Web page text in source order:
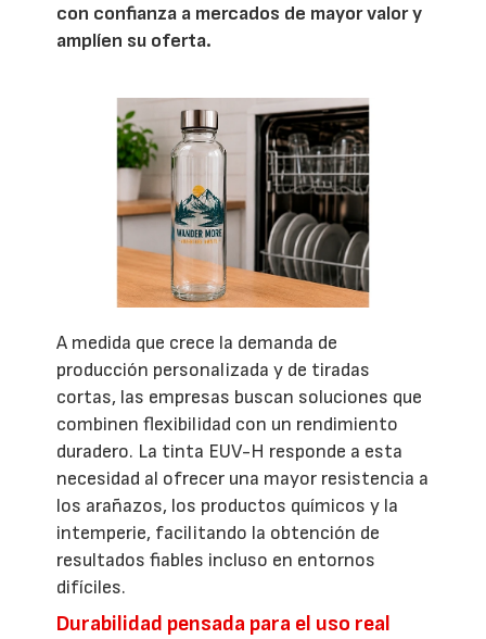
con confianza a mercados de mayor valor y
amplíen su oferta.
A medida que crece la demanda de
producción personalizada y de tiradas
cortas, las empresas buscan soluciones que
combinen flexibilidad con un rendimiento
duradero. La tinta EUV-H responde a esta
necesidad al ofrecer una mayor resistencia a
los arañazos, los productos químicos y la
intemperie, facilitando la obtención de
resultados fiables incluso en entornos
difíciles.
Durabilidad pensada para el uso real